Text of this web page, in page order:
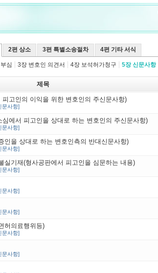
심 3장 변호인 의견서 4장 보석허가청구 5장 신문사항
2편 상소 3편 특별소송절차 4편 기타 서식
제목
고인의 이익을 위한 변호인의 주신문사항)
문사항]
에서 피고인을 상대로 하는 변호인의 주신문사항)
문사항]
인을 상대로 하는 변호인측의 반대신문사항)
문사항]
실기재(형사공판에서 피고인을 심문하는 내용)
문사항]
문사항]
문사항]
허의료행위등)
문사항]
문사항]